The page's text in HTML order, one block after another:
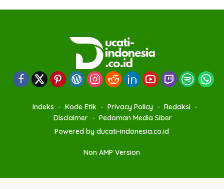
Indeks Kode Etik Privacy Policy
Redaksi
Disclaimer
Pedoman Media Siber
Powered by ducati-indonesia.co.id
Non AMP Version